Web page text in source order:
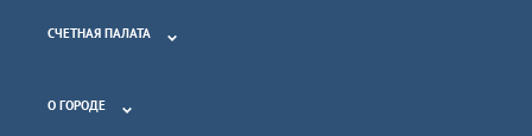
СЧЕТНАЯ ПАЛАТА
О ГОРОДЕ